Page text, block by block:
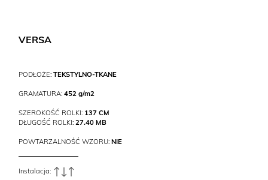
VERSA
PODŁOŻE: TEKSTYLNO-TKANE
GRAMATURA: 452 g/m2
SZEROKOŚĆ ROLKI: 137 CM
DŁUGOŚĆ ROLKI: 27.40 MB
POWTARZALNOŚĆ WZORU: NIE
Instalacja: